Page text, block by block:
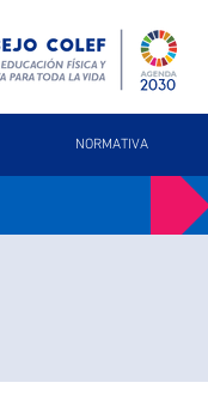
NORMATIVA